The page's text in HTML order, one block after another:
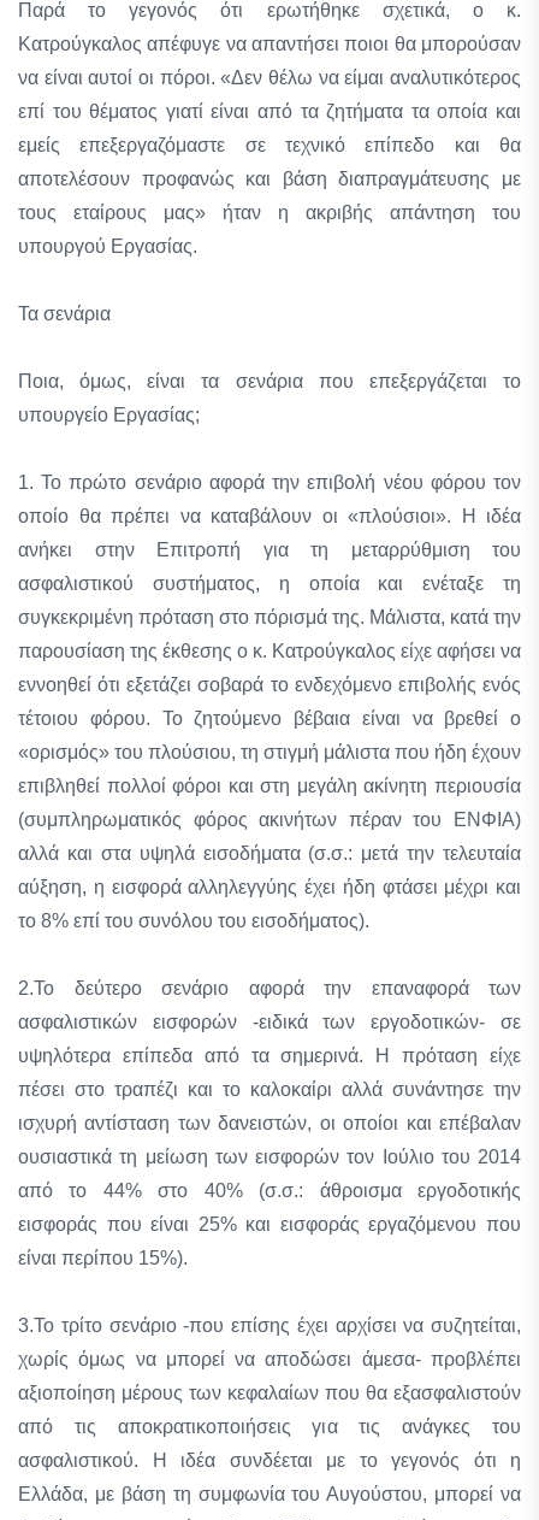
Παρά το γεγονός ότι ερωτήθηκε σχετικά, ο κ.
Κατρούγκαλος απέφυγε να απαντήσει ποιοι θα μπορούσαν
να είναι αυτοί οι πόροι. «Δεν θέλω να είμαι αναλυτικότερος
επί του θέματος γιατί είναι από τα ζητήματα τα οποία και
εμείς επεξεργαζόμαστε σε τεχνικό επίπεδο και θα
αποτελέσουν προφανώς και βάση διαπραγμάτευσης με
τους εταίρους μας» ήταν η ακριβής απάντηση του
υπουργού Εργασίας.
Τα σενάρια
Ποια, όμως, είναι τα σενάρια που επεξεργάζεται το
υπουργείο Εργασίας;
1. Το πρώτο σενάριο αφορά την επιβολή νέου φόρου τον
οποίο θα πρέπει να καταβάλουν οι «πλούσιοι». Η ιδέα
ανήκει στην Επιτροπή για τη μεταρρύθμιση του
ασφαλιστικού συστήματος, η οποία και ενέταξε τη
συγκεκριμένη πρόταση στο πόρισμά της. Μάλιστα, κατά την
παρουσίαση της έκθεσης ο κ. Κατρούγκαλος είχε αφήσει να
εννοηθεί ότι εξετάζει σοβαρά το ενδεχόμενο επιβολής ενός
τέτοιου φόρου. Το ζητούμενο βέβαια είναι να βρεθεί ο
«ορισμός» του πλούσιου, τη στιγμή μάλιστα που ήδη έχουν
επιβληθεί πολλοί φόροι και στη μεγάλη ακίνητη περιουσία
(συμπληρωματικός φόρος ακινήτων πέραν του ΕΝΦΙΑ)
αλλά και στα υψηλά εισοδήματα (σ.σ.: μετά την τελευταία
αύξηση, η εισφορά αλληλεγγύης έχει ήδη φτάσει μέχρι και
το 8% επί του συνόλου του εισοδήματος).
2.Το δεύτερο σενάριο αφορά την επαναφορά των
ασφαλιστικών εισφορών -ειδικά των εργοδοτικών- σε
υψηλότερα επίπεδα από τα σημερινά. Η πρόταση είχε
πέσει στο τραπέζι και το καλοκαίρι αλλά συνάντησε την
ισχυρή αντίσταση των δανειστών, οι οποίοι και επέβαλαν
ουσιαστικά τη μείωση των εισφορών τον Ιούλιο του 2014
από το 44% στο 40% (σ.σ.: άθροισμα εργοδοτικής
εισφοράς που είναι 25% και εισφοράς εργαζόμενου που
είναι περίπου 15%).
3.Το τρίτο σενάριο -που επίσης έχει αρχίσει να συζητείται,
χωρίς όμως να μπορεί να αποδώσει άμεσα- προβλέπει
αξιοποίηση μέρους των κεφαλαίων που θα εξασφαλιστούν
από τις αποκρατικοποιήσεις για τις ανάγκες του
ασφαλιστικού. Η ιδέα συνδέεται με το γεγονός ότι η
Ελλάδα, με βάση τη συμφωνία του Αυγούστου, μπορεί να